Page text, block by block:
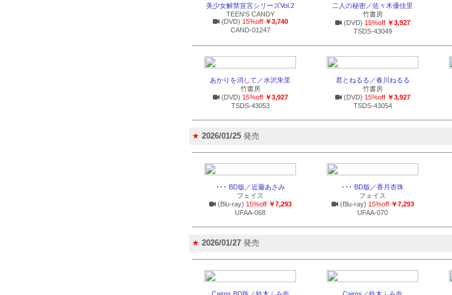
美少女解禁宣言シリーズVol.2
TEEN'S CANDY
(DVD) 15%off ￥3,740
CAND-01247
二人の秘密／佐々木優佳里
竹書房
(DVD) 15%off ￥3,927
TSDS-43049
あかりを消して／水沢朱里
竹書房
(DVD) 15%off ￥3,927
TSDS-43053
君とねるる／春川ねるる
竹書房
(DVD) 15%off ￥3,927
TSDS-43054
★ 2026/01/25 発売
･･･ BD版／近藤あさみ
フェイス
(Blu-ray) 15%off ￥7,293
UFAA-068
･･･ BD版／香月杏珠
フェイス
(Blu-ray) 15%off ￥7,293
UFAA-070
★ 2026/01/27 発売